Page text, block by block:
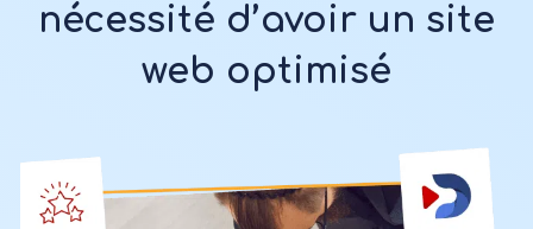
nécessité d’avoir un site
web optimisé